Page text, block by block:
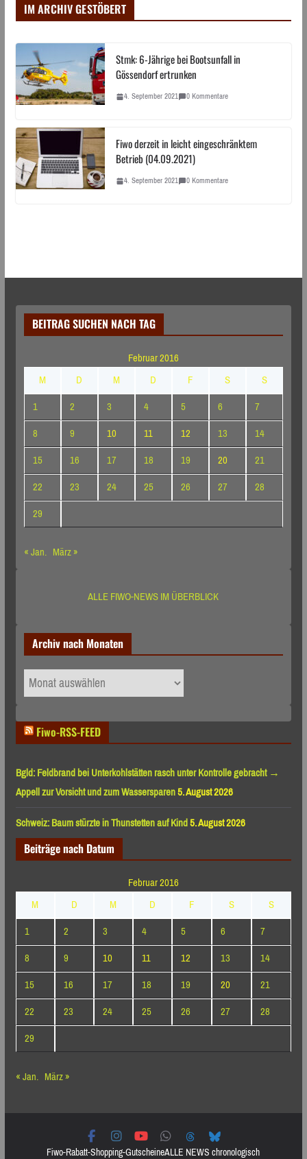
IM ARCHIV GESTÖBERT
Stmk: 6-Jährige bei Bootsunfall in
Gössendorf ertrunken
4. September 2021 0 Kommentare
Fiwo derzeit in leicht eingeschränktem
Betrieb (04.09.2021)
4. September 2021 0 Kommentare
BEITRAG SUCHEN NACH TAG
Februar 2016
M
D M D F S
S
1
2 3 4 5 6
7
8
9 10 11 12 13
14
15
16 17 18 19 20
21
22
23 24 25 26 27
28
29
« Jan. März »
ALLE FIWO-NEWS IM ÜBERBLICK
Archiv nach Monaten
Archiv
nach
Fiwo-RSS-FEED
Bgld: Feldbrand bei Unterkohlstätten rasch unter Kontrolle gebracht →
Appell zur Vorsicht und zum Wassersparen5. August 2026
Schweiz: Baum stürzte in Thunstetten auf Kind5. August 2026
Beiträge nach Datum
Februar 2016
M
D M D F S
S
1
2 3 4 5 6
7
8
9 10 11 12 13
14
15
16 17 18 19 20
21
22
23 24 25 26 27
28
29
« Jan. März »
Fiwo-Rabatt-Shopping-GutscheineALLE NEWS chronologisch